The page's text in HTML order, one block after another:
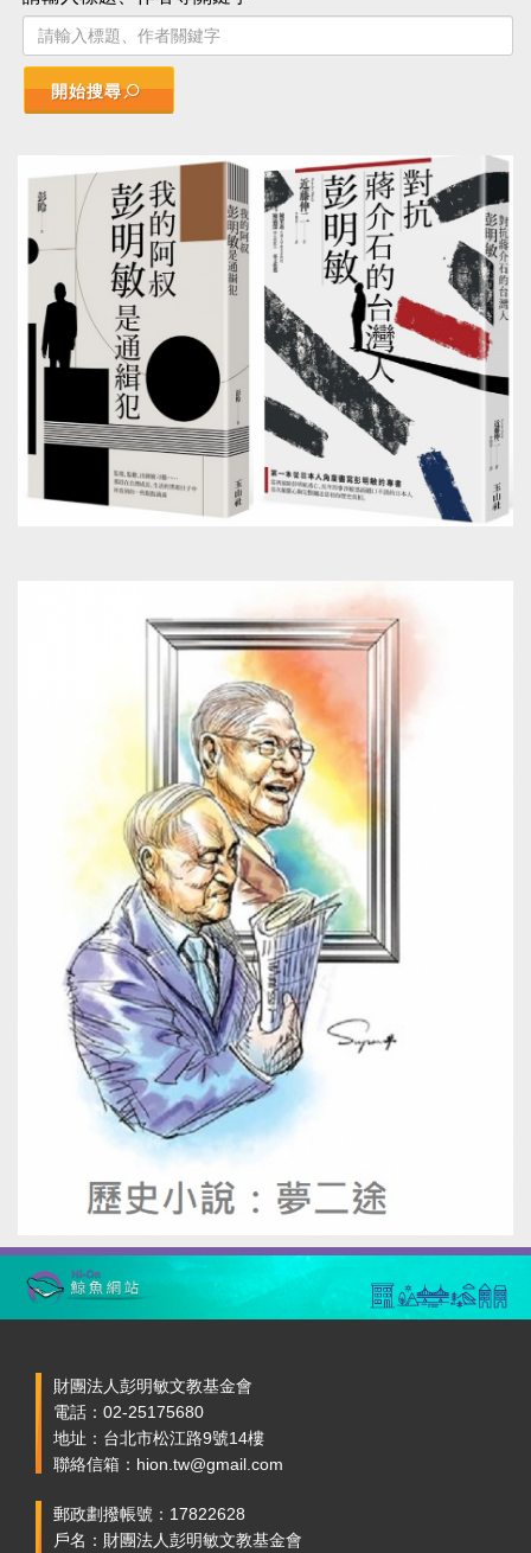
開始搜尋
財團法人彭明敏文教基金會
電話：02-25175680
地址：台北市松江路9號14樓
聯絡信箱：hion.tw@gmail.com
郵政劃撥帳號：17822628
戶名：財團法人彭明敏文教基金會